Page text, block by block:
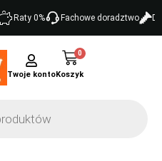
Raty 0% Fachowe doradztwo
Twoje konto
0